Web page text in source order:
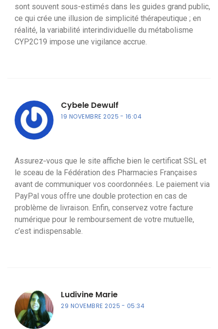
sont souvent sous-estimés dans les guides grand public,
ce qui crée une illusion de simplicité thérapeutique ; en
réalité, la variabilité interindividuelle du métabolisme
CYP2C19 impose une vigilance accrue.
Cybele Dewulf
19 NOVEMBRE 2025 16:04
Assurez‑vous que le site affiche bien le certificat SSL et
le sceau de la Fédération des Pharmacies Françaises
avant de communiquer vos coordonnées. Le paiement via
PayPal vous offre une double protection en cas de
problème de livraison. Enfin, conservez votre facture
numérique pour le remboursement de votre mutuelle,
c’est indispensable.
Ludivine Marie
29 NOVEMBRE 2025 05:34